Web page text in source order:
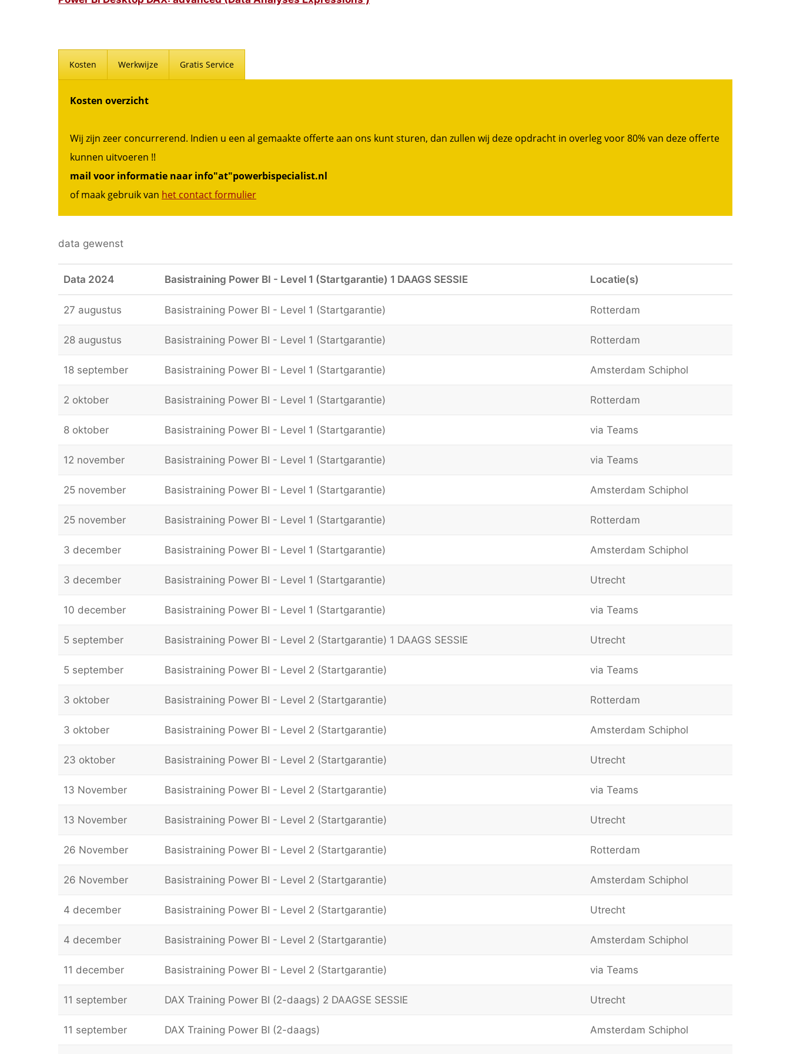
Kosten Werkwijze Gratis Service
Kosten overzicht
Wij zijn zeer concurrerend. Indien u een al gemaakte offerte aan ons kunt sturen, dan zullen wij deze opdracht in overleg voor 80% van deze offerte
kunnen uitvoeren !!
mail voor informatie naar info"at"powerbispecialist.nl
of maak gebruik van het contact formulier
data gewenst
Data 2024 Basistraining Power BI - Level 1 (Startgarantie) 1 DAAGS SESSIE Locatie(s)
27 augustus Basistraining Power BI - Level 1 (Startgarantie) Rotterdam
28 augustus Basistraining Power BI - Level 1 (Startgarantie) Rotterdam
18 september Basistraining Power BI - Level 1 (Startgarantie) Amsterdam Schiphol
2 oktober Basistraining Power BI - Level 1 (Startgarantie) Rotterdam
8 oktober Basistraining Power BI - Level 1 (Startgarantie) via Teams
12 november Basistraining Power BI - Level 1 (Startgarantie) via Teams
25 november Basistraining Power BI - Level 1 (Startgarantie) Amsterdam Schiphol
25 november Basistraining Power BI - Level 1 (Startgarantie) Rotterdam
3 december Basistraining Power BI - Level 1 (Startgarantie) Amsterdam Schiphol
3 december Basistraining Power BI - Level 1 (Startgarantie) Utrecht
10 december Basistraining Power BI - Level 1 (Startgarantie) via Teams
5 september Basistraining Power BI - Level 2 (Startgarantie) 1 DAAGS SESSIE Utrecht
5 september Basistraining Power BI - Level 2 (Startgarantie) via Teams
3 oktober Basistraining Power BI - Level 2 (Startgarantie) Rotterdam
3 oktober Basistraining Power BI - Level 2 (Startgarantie) Amsterdam Schiphol
23 oktober Basistraining Power BI - Level 2 (Startgarantie) Utrecht
13 November Basistraining Power BI - Level 2 (Startgarantie) via Teams
13 November Basistraining Power BI - Level 2 (Startgarantie) Utrecht
26 November Basistraining Power BI - Level 2 (Startgarantie) Rotterdam
26 November Basistraining Power BI - Level 2 (Startgarantie) Amsterdam Schiphol
4 december Basistraining Power BI - Level 2 (Startgarantie) Utrecht
4 december Basistraining Power BI - Level 2 (Startgarantie) Amsterdam Schiphol
11 december Basistraining Power BI - Level 2 (Startgarantie) via Teams
11 september DAX Training Power BI (2-daags) 2 DAAGSE SESSIE Utrecht
11 september DAX Training Power BI (2-daags) Amsterdam Schiphol